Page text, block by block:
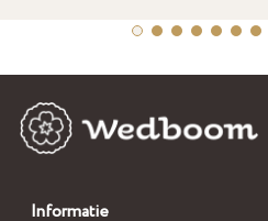
Informatie